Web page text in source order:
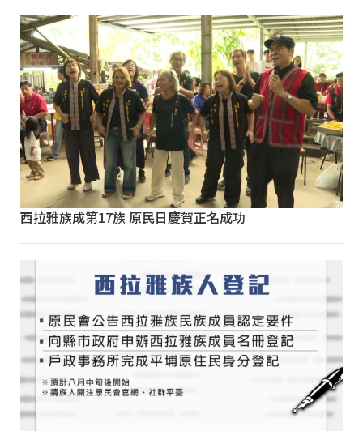
西拉雅族成第17族 原民日慶賀正名成功